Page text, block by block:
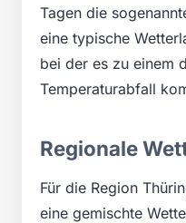
Tagen die
eine typische
bei der es zu einem
Temperaturabfall
Regionale
Für die Region
eine gemischte